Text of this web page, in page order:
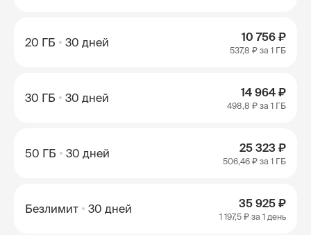
20 ГБ 30 дней 10 756 ₽
537,8 ₽ за 1 ГБ
30 ГБ 30 дней 14 964 ₽
498,8 ₽ за 1 ГБ
50 ГБ 30 дней 25 323 ₽
506,46 ₽ за 1 ГБ
Безлимит 30 дней 35 925 ₽
1 197,5 ₽ за 1 день